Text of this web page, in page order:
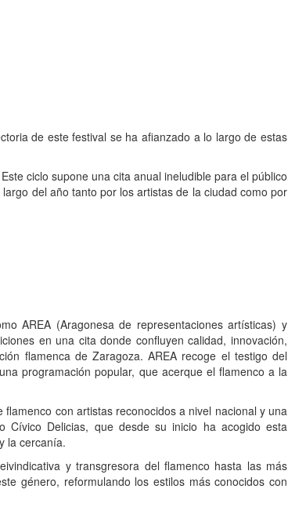
de este festival se ha afianzado a lo largo de estas
ciclo supone una cita anual ineludible para el público
del año tanto por los artistas de la ciudad como por
AREA (Aragonesa de representaciones artísticas) y
en una cita donde confluyen calidad, innovación,
flamenca de Zaragoza. AREA recoge el testigo del
programación popular, que acerque el flamenco a la
con artistas reconocidos a nivel nacional y una
Cívico Delicias, que desde su inicio ha acogido esta
la cercanía.
y transgresora del flamenco hasta las más
género, reformulando los estilos más conocidos con